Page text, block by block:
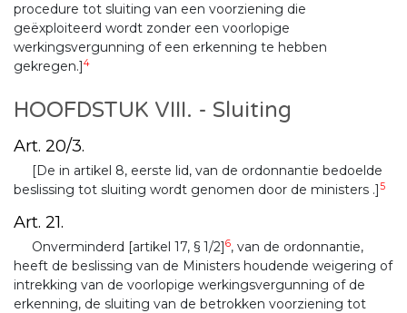
procedure tot sluiting van een voorziening die
geëxploiteerd wordt zonder een voorlopige
werkingsvergunning of een erkenning te hebben
gekregen.]4
HOOFDSTUK VIII. - Sluiting
Art. 20/3.
[De in artikel 8, eerste lid, van de ordonnantie bedoelde
beslissing tot sluiting wordt genomen door de ministers .]5
Art. 21.
Onverminderd [artikel 17, § 1/2]6, van de ordonnantie,
heeft de beslissing van de Ministers houdende weigering of
intrekking van de voorlopige werkingsvergunning of de
erkenning, de sluiting van de betrokken voorziening tot